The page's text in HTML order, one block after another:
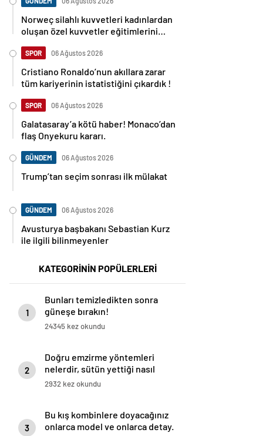
Norweç silahlı kuvvetleri kadınlardan
oluşan özel kuvvetler eğitimlerini
SPOR 06 Ağustos 2026
Cristiano Ronaldo’nun akıllara zarar
tüm kariyerinin istatistiğini çıkardık !
SPOR 06 Ağustos 2026
Galatasaray’a kötü haber! Monaco’dan
flaş Onyekuru kararı.
GÜNDEM 06 Ağustos 2026
Trump’tan seçim sonrası ilk mülakat
GÜNDEM 06 Ağustos 2026
Avusturya başbakanı Sebastian Kurz
ile ilgili bilinmeyenler
KATEGORİNİN POPÜLERLERİ
1
Bunları temizledikten sonra
güneşe bırakın!
24345 kez okundu
2
Doğru emzirme yöntemleri
nelerdir, sütün yettiği nasıl
anlaşılır?
2932 kez okundu
3
Bu kış kombinlere doyacağınız
onlarca model ve onlarca detay.